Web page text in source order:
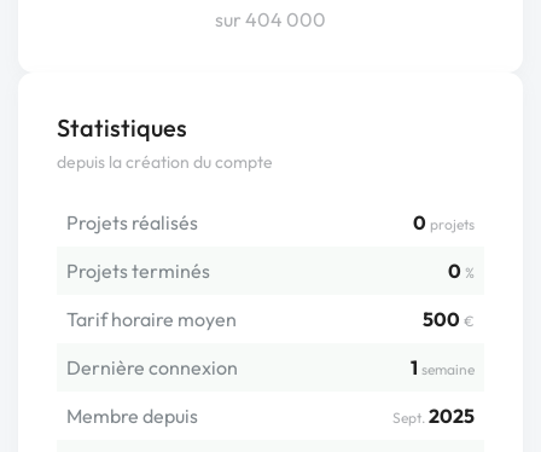
sur 404 000
Statistiques
depuis la création du compte
Projets réalisés 0 projets
Projets terminés 0 %
Tarif horaire moyen 500 €
Dernière connexion 1 semaine
Membre depuis Sept. 2025